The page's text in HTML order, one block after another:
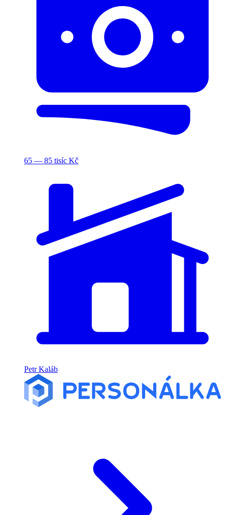
65 — 85 tisíc Kč
Petr Kaláb